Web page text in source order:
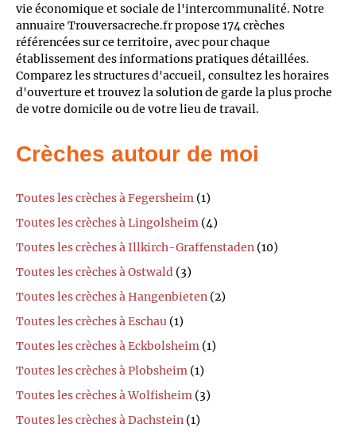
vie économique et sociale de l'intercommunalité. Notre
annuaire Trouversacreche.fr propose 174 crèches
référencées sur ce territoire, avec pour chaque
établissement des informations pratiques détaillées.
Comparez les structures d'accueil, consultez les horaires
d'ouverture et trouvez la solution de garde la plus proche
de votre domicile ou de votre lieu de travail.
Crèches autour de moi
Toutes les crèches à Fegersheim (1)
Toutes les crèches à Lingolsheim (4)
Toutes les crèches à Illkirch-Graffenstaden (10)
Toutes les crèches à Ostwald (3)
Toutes les crèches à Hangenbieten (2)
Toutes les crèches à Eschau (1)
Toutes les crèches à Eckbolsheim (1)
Toutes les crèches à Plobsheim (1)
Toutes les crèches à Wolfisheim (3)
Toutes les crèches à Dachstein (1)